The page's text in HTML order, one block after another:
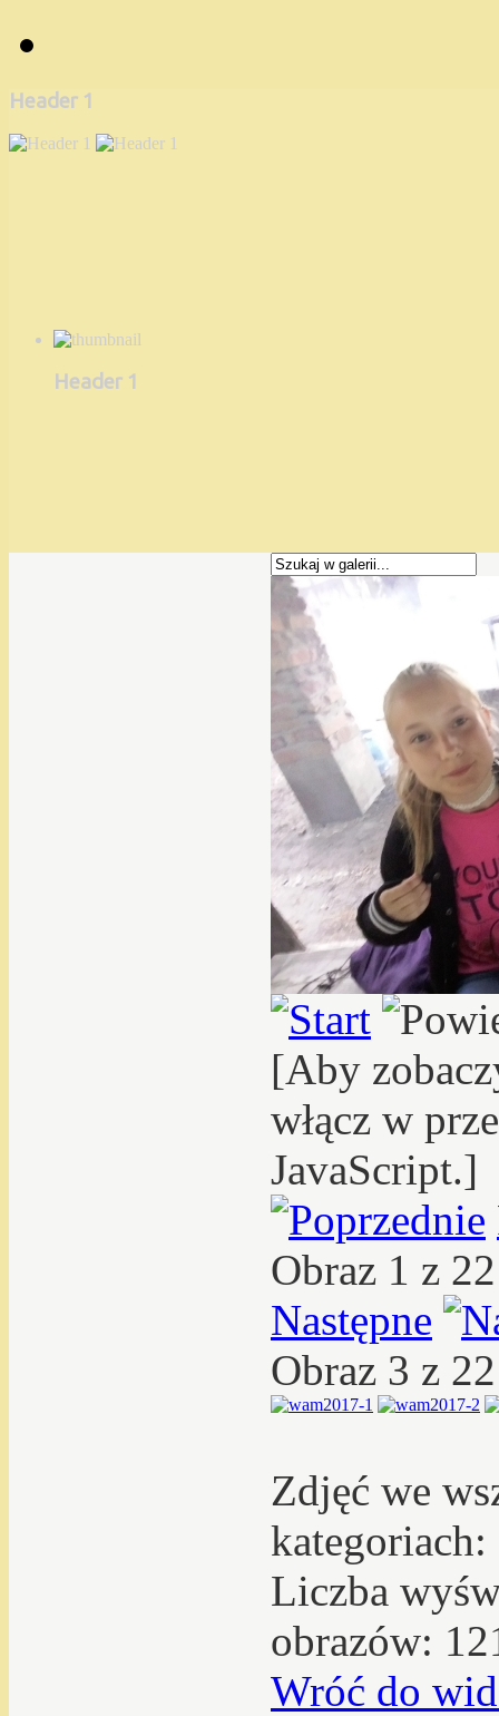
Header 1
Header 1
[Aby
włącz w
JavaScript.]
Obraz 1 z
Następne
Obraz 3 z
Zdjęć we
kategoriach:
Liczba
obrazów:
Wróć do